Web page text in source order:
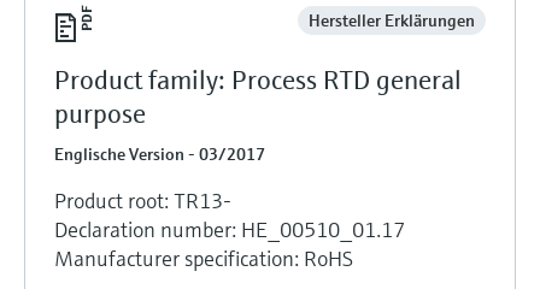
Hersteller Erklärungen
Product family: Process RTD general
purpose
Englische Version - 03/2017
Product root: TR13-
Declaration number: HE_00510_01.17
Manufacturer specification: RoHS